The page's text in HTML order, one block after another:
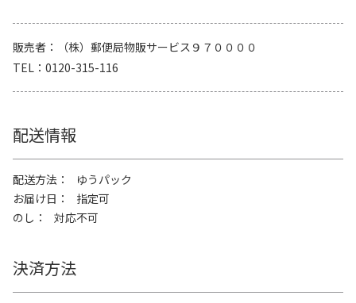
販売者
（株）郵便局物販サービス９７００００
TEL
0120-315-116
配送情報
配送方法
ゆうパック
お届け日
指定可
のし
対応不可
決済方法